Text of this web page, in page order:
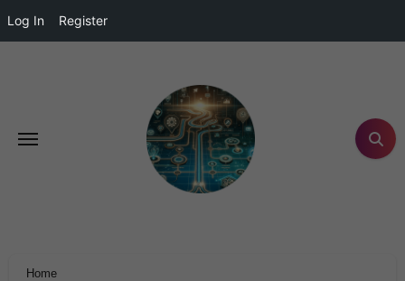
Log In Register
Home